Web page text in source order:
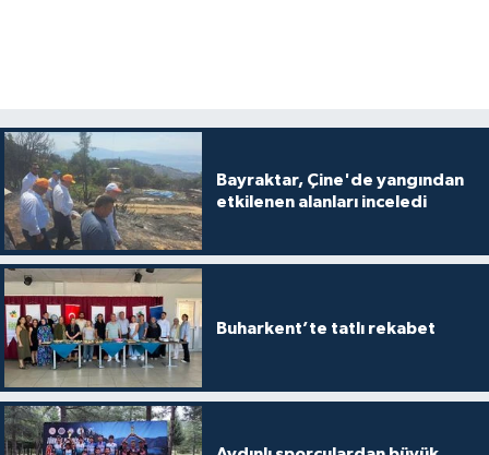
Bayraktar, Çine'de yangından
etkilenen alanları inceledi
Buharkent’te tatlı rekabet